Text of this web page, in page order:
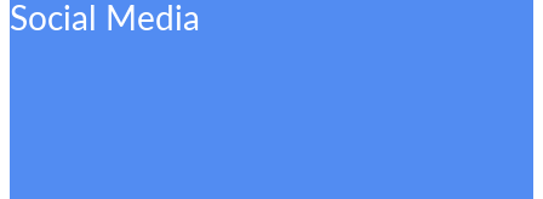
Social Media